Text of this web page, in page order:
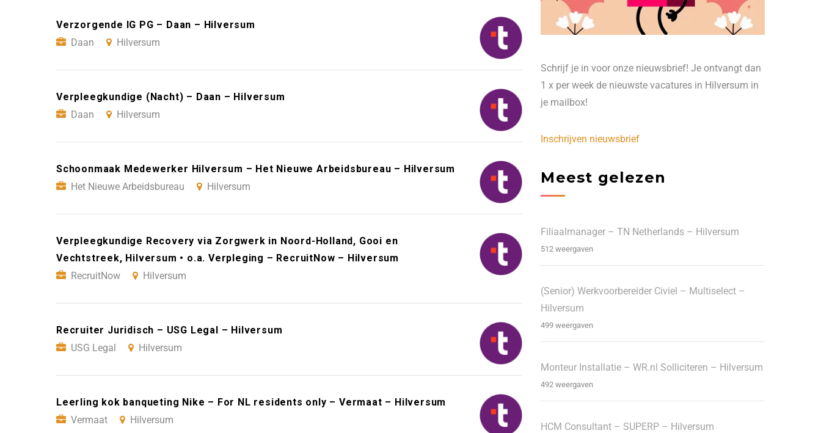
Verzorgende IG PG – Daan – Hilversum
Daan
Hilversum
Verpleegkundige (Nacht) – Daan – Hilversum
Daan
Hilversum
Schoonmaak Medewerker Hilversum – Het Nieuwe Arbeidsbureau – Hilversum
Het Nieuwe Arbeidsbureau
Hilversum
Verpleegkundige Recovery via Zorgwerk in Noord-Holland, Gooi en
Vechtstreek, Hilversum • o.a. Verpleging – RecruitNow – Hilversum
RecruitNow
Hilversum
Recruiter Juridisch – USG Legal – Hilversum
USG Legal
Hilversum
Leerling kok banqueting Nike – For NL residents only – Vermaat – Hilversum
Vermaat
Hilversum
Schrijf je in voor onze nieuwsbrief! Je ontvangt dan
1 x per week de nieuwste vacatures in Hilversum in
je mailbox!
Inschrijven nieuwsbrief
Meest gelezen
Filiaalmanager – TN Netherlands – Hilversum
512 weergaven
(Senior) Werkvoorbereider Civiel – Multiselect –
Hilversum
499 weergaven
Monteur Installatie – WR.nl Solliciteren – Hilversum
492 weergaven
HCM Consultant – SUPERP – Hilversum